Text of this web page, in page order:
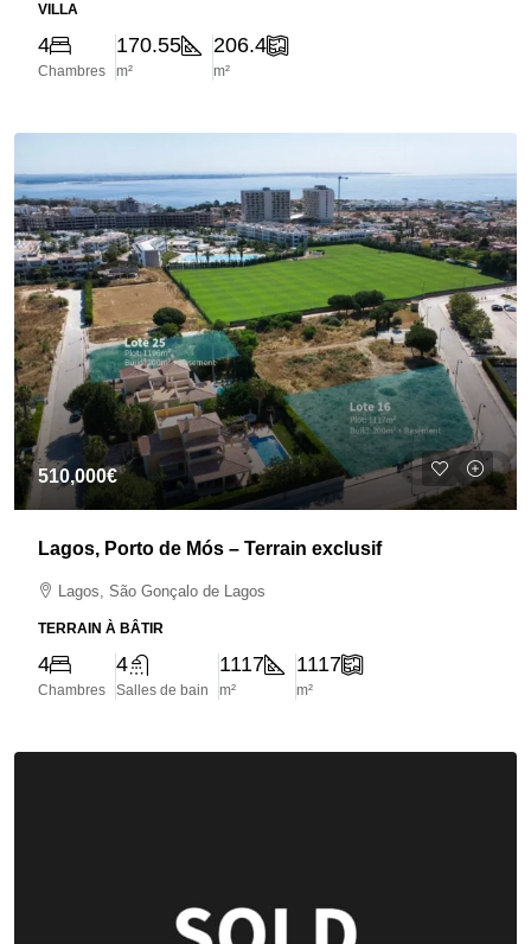
VILLA
4
Chambres
170.55
m²
206.4
m²
510,000€
Lagos, Porto de Mós – Terrain exclusif
Lagos, São Gonçalo de Lagos
TERRAIN À BÂTIR
4
Chambres
4
Salles de bain
1117
m²
1117
m²